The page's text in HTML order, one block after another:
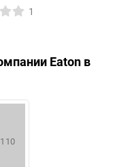
1
Eaton в